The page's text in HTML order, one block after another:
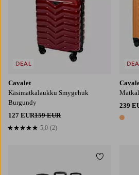
Cavalet
Käsimatkalaukku Smygehuk
Burgundy
127 EUR159 EUR
5,0 perustuen 2 arvosanaan
5,0 (2)
DEAL
239
1 väri
Lisää